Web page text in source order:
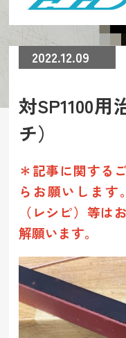
2022.12.09
対SP1100
チ）
＊記事に関する
らお願いします。
（レシピ）等は
解願います。